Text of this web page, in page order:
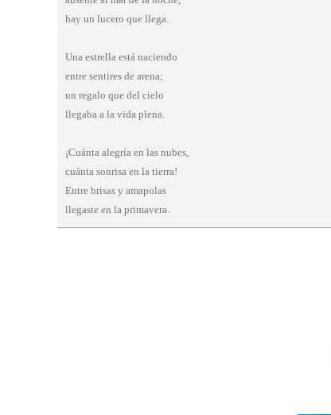
hay un lucero que llega.
Una estrella está naciendo
entre sentires de arena;
un regalo que del cielo
llegaba a la vida plena.
¡Cuánta alegría en las nubes,
cuánta sonrisa en la tierra!
Entre brisas y amapolas
llegaste en la primavera.